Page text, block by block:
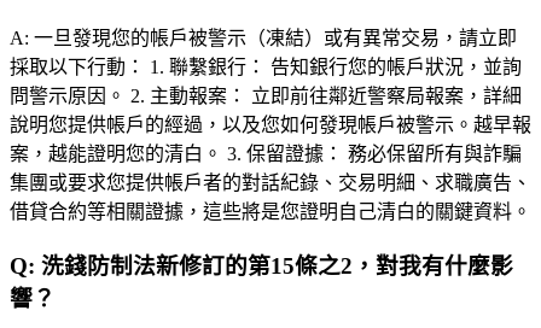
A: 一旦發現您的帳戶被警示（凍結）或有異常交易，請立即
採取以下行動： 1. 聯繫銀行： 告知銀行您的帳戶狀況，並詢
問警示原因。 2. 主動報案： 立即前往鄰近警察局報案，詳細
說明您提供帳戶的經過，以及您如何發現帳戶被警示。越早報
案，越能證明您的清白。 3. 保留證據： 務必保留所有與詐騙
集團或要求您提供帳戶者的對話紀錄、交易明細、求職廣告、
借貸合約等相關證據，這些將是您證明自己清白的關鍵資料。
Q: 洗錢防制法新修訂的第15條之2，對我有什麼影
響？